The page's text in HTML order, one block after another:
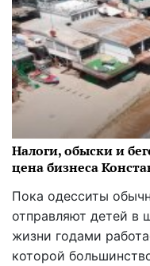
Налоги, обыски и
цена бизнеса
Пока одесситы
отправляют детей в
жизни годами
которой